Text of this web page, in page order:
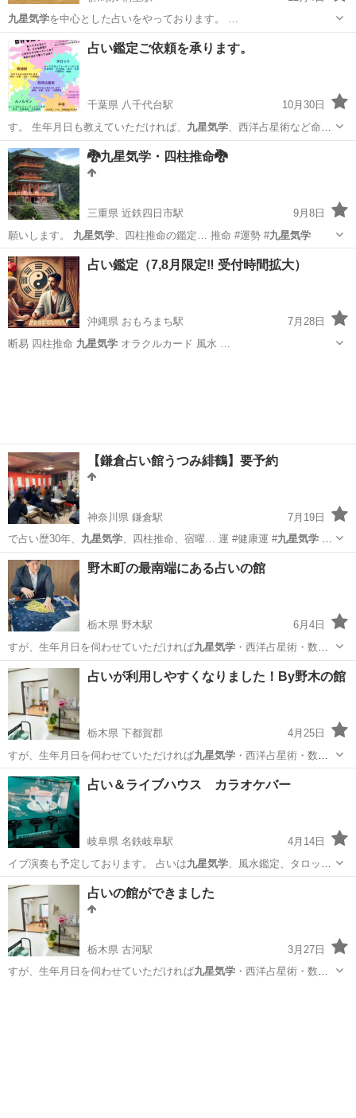
九星気学を中心とした占いをやっております。 …
群馬 桐生市 桐生駅 占い 九星気学
占い鑑定ご依頼を承ります。
千葉県 八千代台駅
10月30日
す。 生年月日も教えていただければ、 九星気学、西洋占星術など命占
もいたします。 …
千葉 八千代市 八千代台駅 占い
🐉九星気学・四柱推命🐉
三重県 近鉄四日市駅
9月8日
願いします。 九星気学、四柱推命の鑑定… 推命 #運勢 #九星気学
三重 四日市市 近鉄四日市駅 占い 無料
占い鑑定（7,8月限定‼︎ 受付時間拡大）
沖縄県 おもろまち駅
7月28日
断易 四柱推命 九星気学 オラクルカード 風水 …
【鎌倉占い館うつみ緋鶴】要予約
神奈川県 鎌倉駅
7月19日
で占い歴30年、 九星気学、四柱推命、宿曜… 運 #健康運 #九星気学#
四柱推命 #…
神奈川 鎌倉市 鎌倉駅 占い 宿命
野木町の最南端にある占いの館
栃木県 野木駅
6月4日
すが、生年月日を伺わせていただければ九星気学・西洋占星術・数秘
術でも占いが可能で…
栃木 下都賀郡 野木駅 占い 西洋占星術
占いが利用しやすくなりました！By野木の館
栃木県 下都賀郡
4月25日
すが、生年月日を伺わせていただければ九星気学・西洋占星術・数秘
術でも占いが可能で…
栃木 下都賀郡 西洋占星術
占い＆ライブハウス カラオケバー
岐阜県 名鉄岐阜駅
4月14日
イブ演奏も予定しております。 占いは九星気学、風水鑑定、タロット
等 フードメニュ…
岐阜 岐阜市 名鉄岐阜駅 カラオケ
占いの館ができました
栃木県 古河駅
3月27日
すが、生年月日を伺わせていただければ九星気学・西洋占星術・数秘